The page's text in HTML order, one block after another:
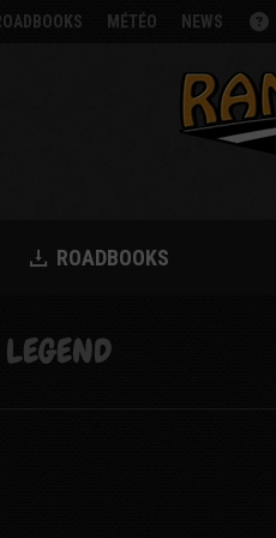
MÉTÉO NEWS
ROADBOOKS